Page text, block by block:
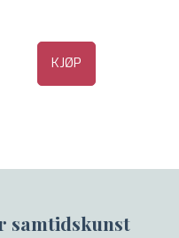
KJØP
samtidskunst